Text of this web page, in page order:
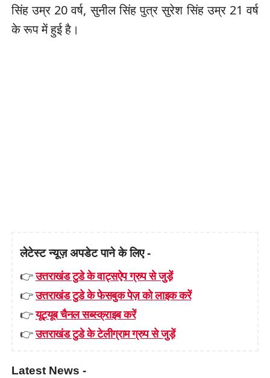
सिंह उम्र 20 वर्ष, सुनील सिंह पुत्र सुरेश सिंह उम्र 21 वर्ष
के रूप में हुई है।
लेटेस्ट न्यूज़ अपडेट पाने के लिए -
👉उत्तराखंड टुडे के वाट्सऐप ग्रुप से जुड़ें
👉उत्तराखंड टुडे के फेसबुक पेज़ को लाइक करें
👉यूट्यूब चैनल सब्स्क्राइब करें
👉उत्तराखंड टुडे के टेलीग्राम ग्रुप से जुड़ें
Latest News -